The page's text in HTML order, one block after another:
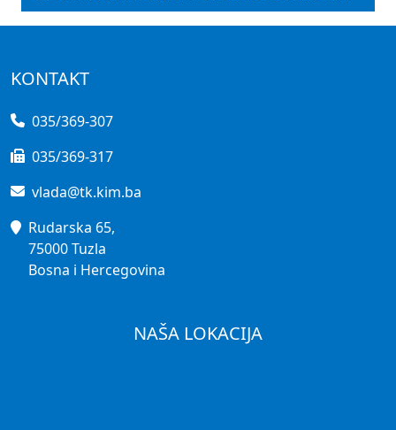
KONTAKT
035/369-307
035/369-317
vlada@tk.kim.ba
Rudarska 65,
75000 Tuzla
Bosna i Hercegovina
NAŠA LOKACIJA